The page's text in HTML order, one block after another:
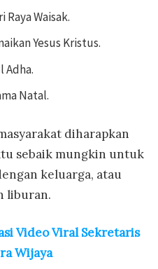
Raya Waisak.
Yesus Kristus.
Adha.
Natal.
diharapkan
sebaik mungkin untuk
keluarga, atau
liburan.
Video Viral Sekretaris
Wijaya